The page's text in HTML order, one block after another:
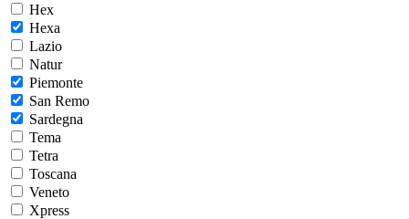
Hex
Hexa
Lazio
Natur
Piemonte
San Remo
Sardegna
Tema
Tetra
Toscana
Veneto
Xpress